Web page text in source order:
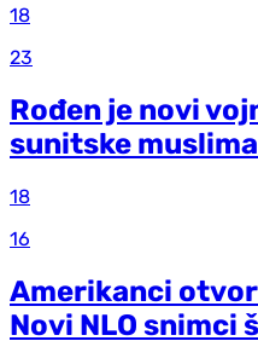
18
23
Rođen je novi
sunitske
18
16
Amerikanci
Novi NLO snimci